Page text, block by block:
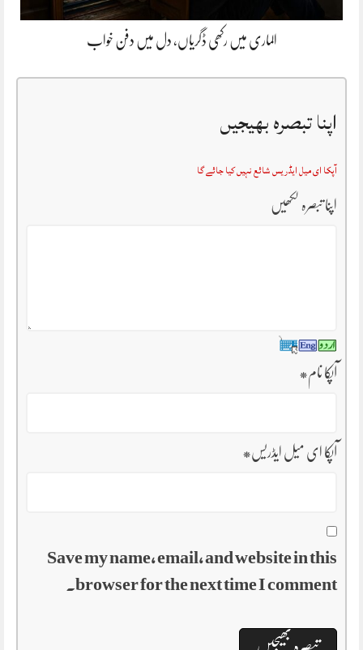
الماری میں رکھی ڈگریاں، دل میں دفن خواب
اپنا تبصرہ بھیجیں
آپکا ای میل ایڈریس شائع نہیں کیا جائے گا
اپنا تبصرہ لکھیں
آپکا نام*
آپکا ای میل ایڈریس*
Save my name, email, and website in this
browser for the next time I comment.